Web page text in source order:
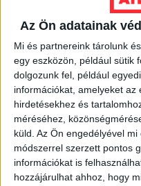
Az Ön adatainak
Mi és partnereink tárolunk
egy eszközön, például sütik
dolgozunk fel, például
információkat, amelyeket az
hirdetésekhez és
méréséhez,
küld. Az Ön engedélyével
módszerrel szerzett pontos
információkat is
hozzájárulhat ahhoz, hogy
Vezetéknév *